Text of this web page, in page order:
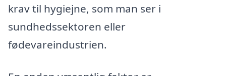
krav til hygiejne, som man ser i
sundhedssektoren eller
fødevareindustrien.